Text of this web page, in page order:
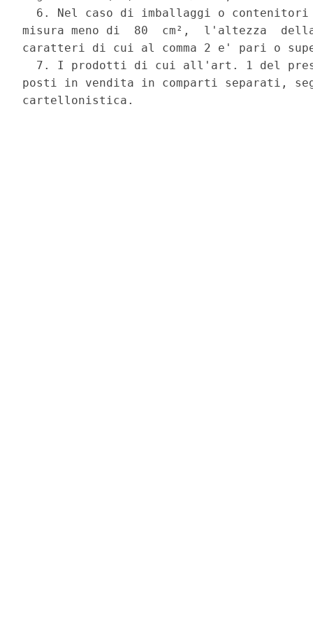
6. Nel caso di imballaggi o
misura meno di  80  cm²,  l'altezza
caratteri di cui al comma 2 e' pari o
7. I prodotti di cui all'art. 1 del
posti in vendita in comparti separati,